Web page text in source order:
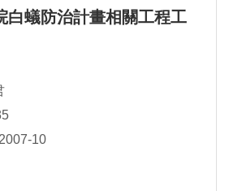
白蟻防治計畫相關工程工
10